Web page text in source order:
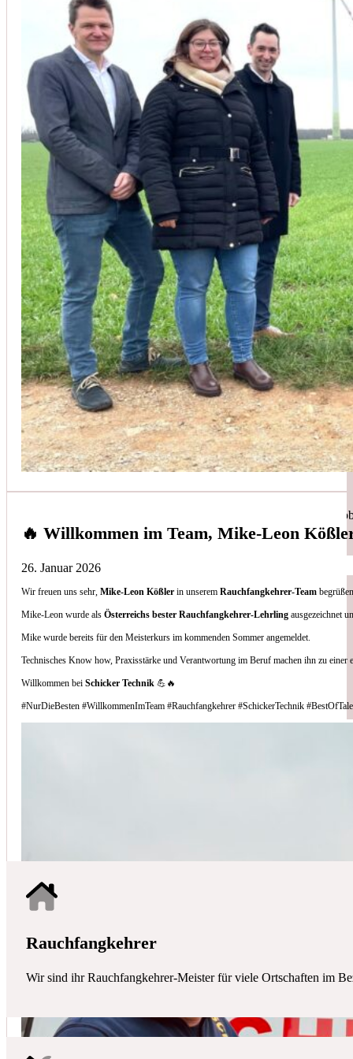
🔥 Willkommen im Team, Mike-Leon
26. Januar 2026
Wir freuen uns sehr,Mike-Leon Kößler in unseremRauchfangkehrer-Team
Mike-Leon wurde alsÖsterreichs bester Rauchfangkehrer-Lehrling ausgezeichnet
Mike wurde bereits für den Meisterkurs im kommenden Sommer angemeldet.
Technisches Know how, Praxisstärke und Verantwortung im Beruf machen ihn zu
Willkommen beiSchicker Technik 💪🔥
#NurDieBesten #WillkommenImTeam #Rauchfangkehrer #SchickerTechnik
Unsere Kunden vertrauen auf unsere langjährige Erfahrung und
Christoph Windisch
aus unseren Google-Bewertungen
Vom Anbot bis zur Fertigstellung alles rasch und
(Umbau) wurde besprochen und problemlos gelöst.
Johanna Koe
aus unseren Google-Bewertungen
Sehr freundlich! Hat alles super geklappt!
Simon Bilek
Anruf, 3 Stunden später war jemand Vorort, Problem
Thomas Gornix
aus unseren Google-Bewertungen
Nettes Team, und kompetente Beratung.
Rauchfangkehrer
Wir sind ihr Rauchfangkehrer-Meister für viele Ortschaften im